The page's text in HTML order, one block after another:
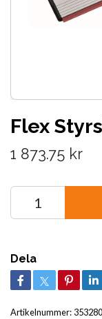
Flex
1 873.75 kr
Dela
Artikelnummer: 353280